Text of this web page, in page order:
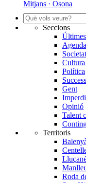
Mitjans · Osona
Seccions
Agenda
Societat
Cultura
Política
Gent
Opinió
Talent
Territoris
Roda